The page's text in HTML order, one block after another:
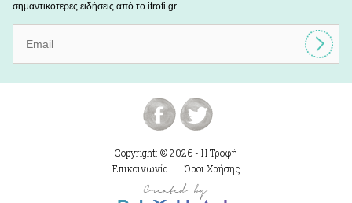
σημαντικότερες ειδήσεις από το itrofi.gr
Copyright: © 2026 - Η Τροφή
Επικοινωνία
Όροι Χρήσης